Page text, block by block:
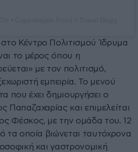
στο Κέντρο Πολιτισμού Ίδρυμα
το μέρος όπου η
με τον πολιτισμό,
εμπειρία. Το μενού
που έχει δημιουργήσει ο
Παπαζαχαρίας και επιμελείται
Φέσκος, με την ομάδα του. 12
τα οποία βιώνεται ταυτόχρονα
και γαστρονομική